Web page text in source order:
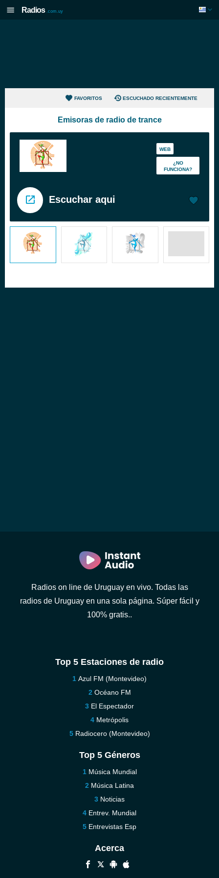
Radios .com.uy
FAVORITOS ESCUCHADO RECIENTEMENTE
Emisoras de radio de trance
WEB
¿NO
FUNCIONA?
Escuchar aqui
Radios on line de Uruguay en vivo. Todas las
radios de Uruguay en una sola página. Súper fácil y
100% gratis..
Top 5 Estaciones de radio
Azul FM (Montevideo)
Océano FM
El Espectador
Metrópolis
Radiocero (Montevideo)
Top 5 Géneros
Música Mundial
Música Latina
Noticias
Entrev. Mundial
Entrevistas Esp
Acerca